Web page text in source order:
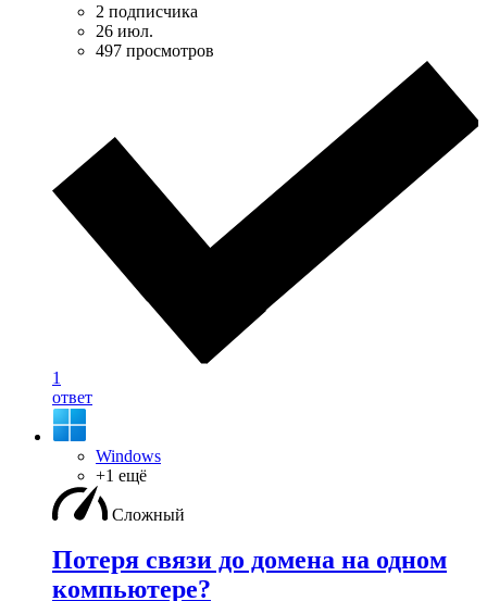
2 подписчика
26 июл.
497 просмотров
1
ответ
Windows
+1 ещё
Сложный
Потеря связи до домена на одном
компьютере?